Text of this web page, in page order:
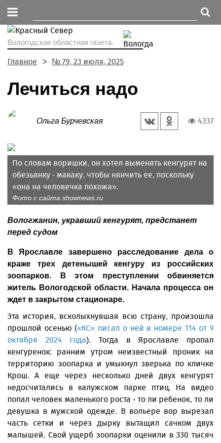
Вологодская областная газета.
Главное № 79, 23 июля, 2025
Лечиться надо
Ольга Бурчевская 4337
По словам воришки, он хотел выменять кенгурят на
обезьянку - макаку, чтобы нянчить ее, поскольку
«она на человечка похожа».
Фото с сайта shownews.ru
Вологжанин, укравший кенгурят, предстанет
перед судом
В Ярославле завершено расследование дела о
краже трех детенышей кенгуру из российских
зоопарков. В этом преступлении обвиняется
житель Вологодской области. Начала процесса он
ждет в закрытом стационаре.
Эта история, всколыхнувшая всю страну, произошла
прошлой осенью («КС» писал о ней в номере 114 от 9
октября 2024 года). Тогда в Ярославле пропал
кенгуренок: ранним утром неизвестный проник на
территорию зоопарка и умыкнул зверька по кличке
Крош. А еще через несколько дней двух кенгурят
недосчитались в калужском парке птиц. На видео
попал человек маленького роста - то ли ребенок, то ли
девушка в мужской одежде. В вольере вор вырезал
часть сетки и через дырку вытащил сачком двух
малышей. Свой ущерб зоопарки оценили в 330 тысяч